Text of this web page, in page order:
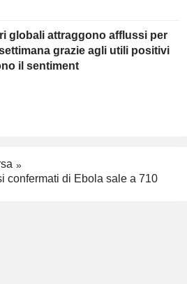
globali attraggono afflussi per
grazie agli utili positivi
il sentiment
confermati di Ebola sale a 710